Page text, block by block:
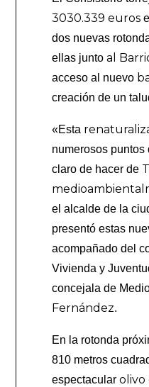
3030.339 euros
dos nuevas
ellas junto al
acceso al nuevo
creación de un
«Esta
numerosos
claro de hacer de
el alcalde de la
presentó estas
acompañado del
Vivienda y
concejala de
Fernández.
En la rotonda
810 metros
espectacular olivo